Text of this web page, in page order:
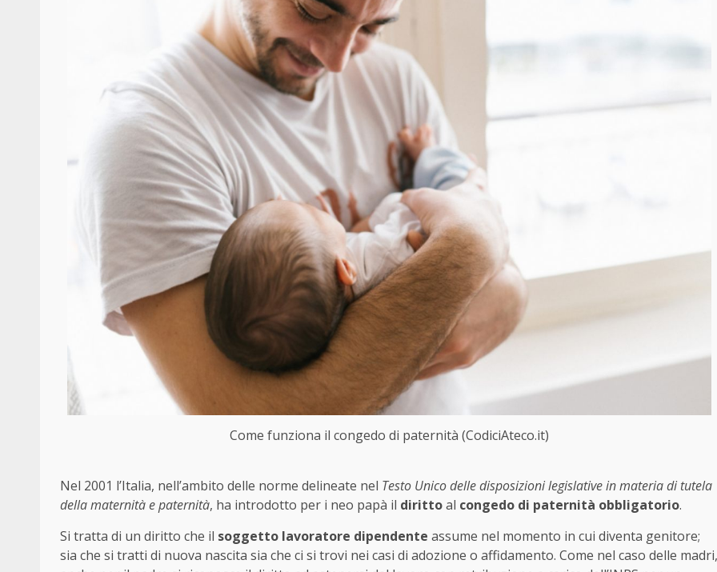
Come funziona il congedo di paternità (CodiciAteco.it)
Nel 2001 l’Italia, nell’ambito delle norme delineate nel Testo Unico delle disposizioni legislative in materia di tutela
della maternità e paternità, ha introdotto per i neo papà il dirittoal congedo di paternità obbligatorio.
Si tratta di un diritto che il soggetto lavoratore dipendente assume nel momento in cui diventa genitore;
sia che si tratti di nuova nascita sia che ci si trovi nei casi di adozione o affidamento. Come nel caso delle madri,